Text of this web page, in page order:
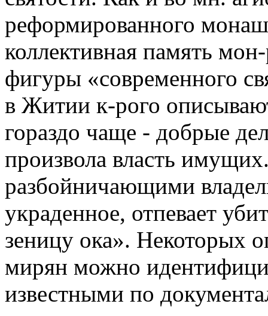
реформированного
коллективная память
фигуры «современного
в Житии к-рого
гораздо чаще - добрые
произвола власть
разбойничающими
украденное, отпевает
зеницу ока». Некоторых
мирян можно
известными по